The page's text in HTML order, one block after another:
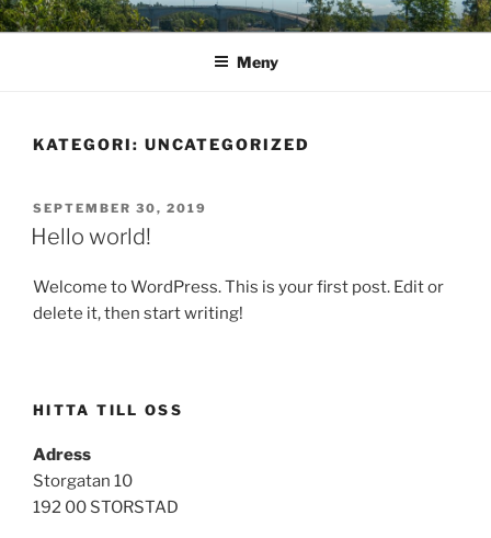
Hoppa
till
MARIESTAD
FASTIGHETSUTVECKLING
NYA MÖJLIGHETER INOM FASTIGHETSUTVECKLING
Meny
KATEGORI: UNCATEGORIZED
PUBLICERAT
SEPTEMBER 30, 2019
Hello world!
Welcome to WordPress. This is your first post. Edit or
delete it, then start writing!
HITTA TILL OSS
Adress
Storgatan 10
192 00 STORSTAD